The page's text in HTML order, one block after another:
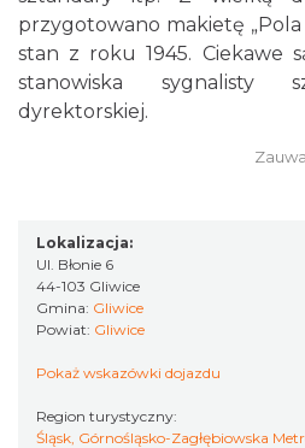
przygotowano makietę „Pola
stan z roku 1945. Ciekawe
stanowiska sygnalisty
dyrektorskiej.
Lokalizacja:
Ul. Błonie 6
44-103 Gliwice
Gmina: Gliwice
Powiat: Gliwice
Pokaż wskazówki dojazdu
Region turystyczny:
Śląsk, Górnośląsko-Zagłębiowska